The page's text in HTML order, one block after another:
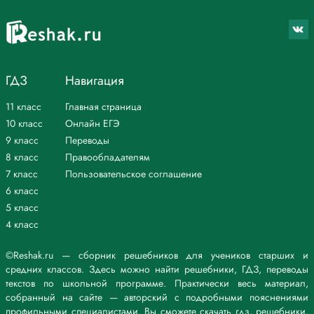
©Reshak.ru — сборник решебников для учеников старших и
средних классов. Здесь можно найти решебники, ГДЗ, переводы
текстов по школьной программе. Практически весь материал,
собранный на сайте — авторский с подробными пояснениями
профильными специалистами. Вы сможете скачать гдз, решебники,
ГДЗ
11 класс
10 класс
9 класс
8 класс
7 класс
6 класс
5 класс
4 класс
Навигация
Главная страница
Онлайн ЕГЭ
Переводы
Правообладателям
Пользовательское соглашение